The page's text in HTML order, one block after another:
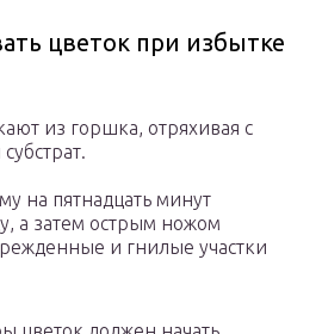
цветок при избытке
из горшка, отряхивая с
на пятнадцать минут
а затем острым ножом
и гнилые участки